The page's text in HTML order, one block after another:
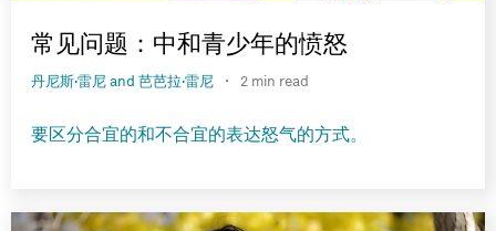
常见问题：中和青少年的愤怒
丹尼斯·雷尼 and 芭芭拉·雷尼 · 2 min read
要区分合宜的和不合宜的表达怒气的方式。